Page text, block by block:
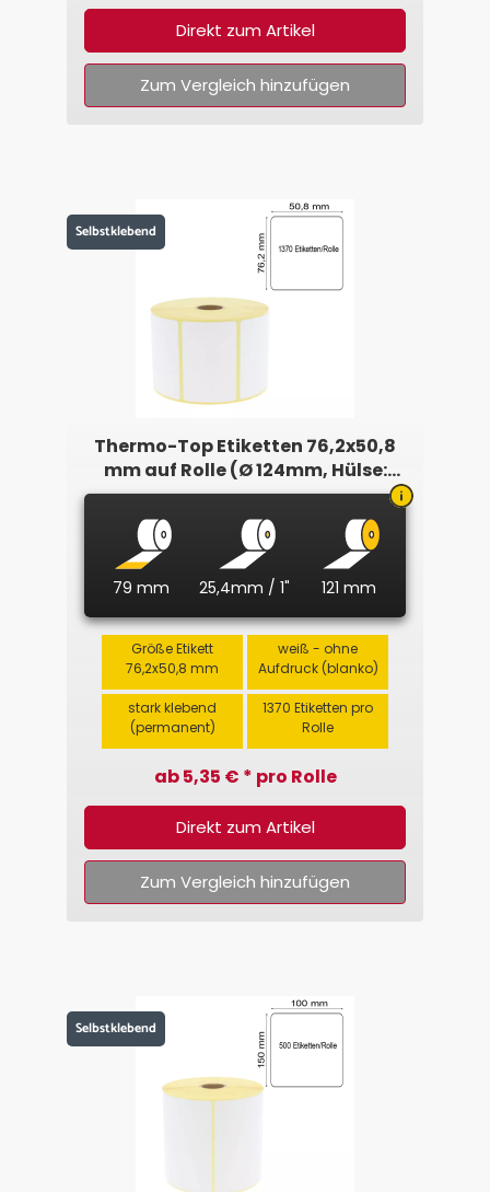
Direkt zum Artikel
Zum Vergleich hinzufügen
Selbstklebend
Thermo-Top Etiketten 76,2x50,8
mm auf Rolle (Ø 124mm, Hülse:
25,4mm)
79 mm 25,4mm / 1" 121 mm
Größe Etikett
76,2x50,8 mm
weiß - ohne
Aufdruck (blanko)
stark klebend
(permanent)
1370 Etiketten pro
Rolle
ab 5,35 € * pro Rolle
Direkt zum Artikel
Zum Vergleich hinzufügen
Selbstklebend